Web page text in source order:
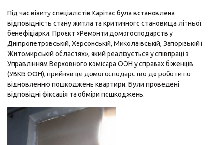
Під час візиту спеціалістів Карітас була встановлена
відповідність стану житла та критичного становища літньої
бенефіціарки. Проєкт «Ремонти домогосподарств у
Дніпропетровській, Херсонській, Миколаївській, Запорізькій і
Житомирській областях», який реалізується у співпраці з
Управлінням Верховного комісара ООН у справах біженців
(УВКБ ООН), прийняв це домогосподарство до роботи по
відновленню пошкоджень квартири. Були проведені
відповідні фіксація та обміри пошкоджень.